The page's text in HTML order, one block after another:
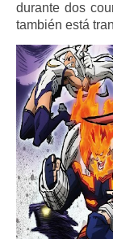
durante dos
también está